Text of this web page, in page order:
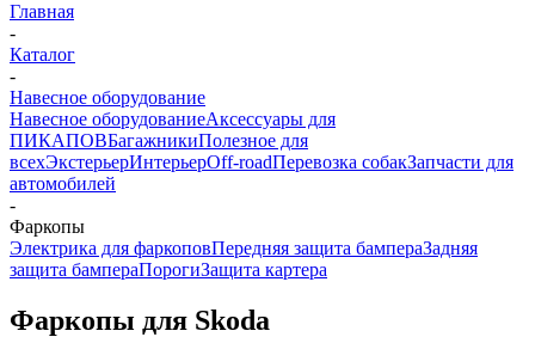
Главная
-
Каталог
-
Навесное оборудование
Навесное оборудованиеАксессуары для
ПИКАПОВБагажникиПолезное для
всехЭкстерьерИнтерьерOff-roadПеревозка собакЗапчасти для
автомобилей
-
Фаркопы
Электрика для фаркоповПередняя защита бампераЗадняя
защита бампераПорогиЗащита картера
Фаркопы для Skoda